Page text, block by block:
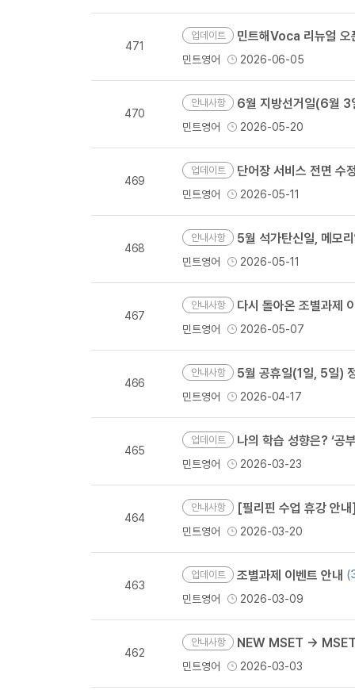
471
업데이트 민트해Voca 리뉴얼 오
민트영어 2026-06-05
470
안내사항 6월 지방선거일(6월 3일
민트영어 2026-05-20
469
업데이트 단어장 서비스 전면 수
민트영어 2026-05-11
468
안내사항 5월 석가탄신일, 메모
민트영어 2026-05-11
467
안내사항 다시 돌아온 조별과제
민트영어 2026-05-07
466
안내사항 5월 공휴일(1일, 5일)
민트영어 2026-04-17
465
업데이트 나의 학습 성향은? ‘공
민트영어 2026-03-23
464
안내사항 [필리핀 수업 휴강 안내] 부활절
민트영어 2026-03-20
463
업데이트 조별과제 이벤트 안내
민트영어
2026-03-09
462
안내사항 NEW MSET → MSET
민트영어 2026-03-03